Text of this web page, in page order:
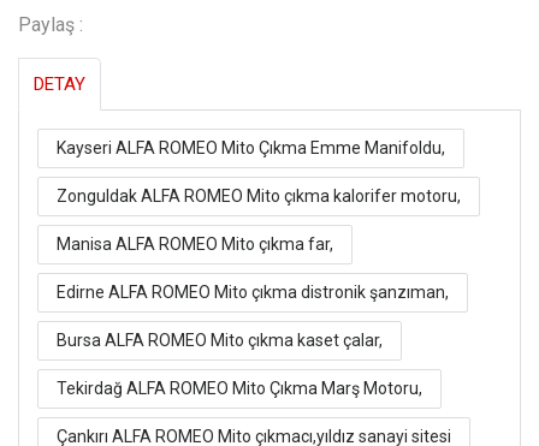
Paylaş :
DETAY
Kayseri ALFA ROMEO Mito Çıkma Emme Manifoldu,
Zonguldak ALFA ROMEO Mito çıkma kalorifer motoru,
Manisa ALFA ROMEO Mito çıkma far,
Edirne ALFA ROMEO Mito çıkma distronik şanzıman,
Bursa ALFA ROMEO Mito çıkma kaset çalar,
Tekirdağ ALFA ROMEO Mito Çıkma Marş Motoru,
Çankırı ALFA ROMEO Mito çıkmacı,yıldız sanayi sitesi